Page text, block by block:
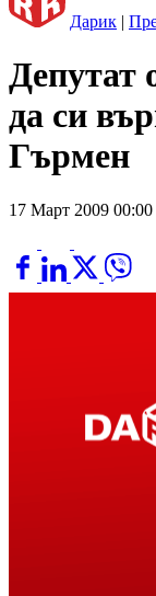
Дарик |
да си
Гърмен
17 Март 2009 00:00